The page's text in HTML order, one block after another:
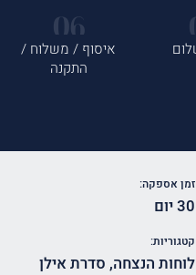
איסוף / משלוח /
התקנה
זמן אספקה:
30 יום
קטגוריות:
לוחות הנצחה, סדרת אילן